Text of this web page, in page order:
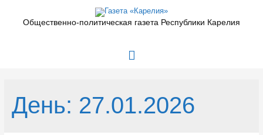
содержимомуОбщественно-политическая газета Республики Карелия
Главное
День: 27.01.2026